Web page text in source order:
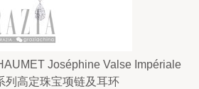
Joséphine Valse Impériale
列高定珠宝项链及耳环